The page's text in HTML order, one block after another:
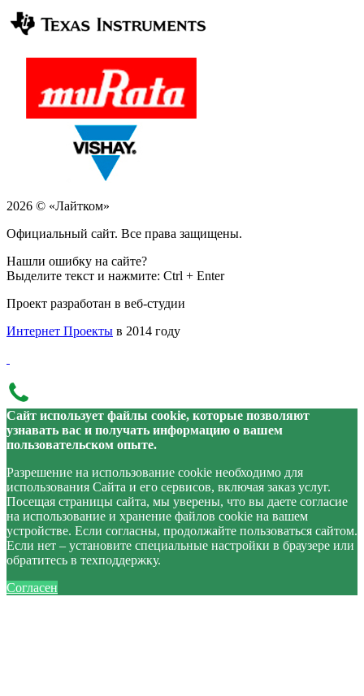
2026 © «Лайтком»
Официальный сайт. Все права защищены.
Нашли ошибку на сайте?
Выделите текст и нажмите: Ctrl + Enter
Проект разработан в веб-студии
Интернет Проекты в 2014 году
Сайт использует файлы cookie, которые позволяют
узнавать вас и получать информацию о вашем
пользовательском опыте.
Разрешение на использование cookie необходимо для
использования Сайта и его сервисов, включая заказ услуг.
Посещая страницы сайта, мы уверены, что вы даете согласие
на использование и хранение файлов cookie на вашем
устройстве. Если согласны, продолжайте пользоваться сайтом.
Если нет – установите специальные настройки в браузере или
обратитесь в техподдержку.
Согласен